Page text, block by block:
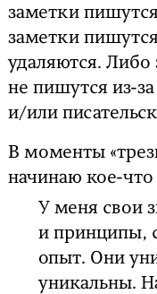
заметки
заметки
удаляются.
не пишутся из-
и/или
В моменты
начинаю кое-
У меня свои
и принципы,
опыт. Они
уникальны.